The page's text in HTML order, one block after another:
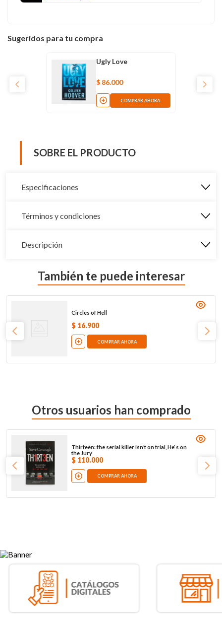
Sugeridos para tu compra
Ugly Love
$ 86.000
COMPRAR AHORA
SOBRE EL PRODUCTO
Especificaciones
Términos y condiciones
Descripción
También te puede interesar
Circles of Hell
$ 16.900
COMPRAR AHORA
Otros usuarios han comprado
Thirteen: the serial killer isn’t on trial, He’ s on
the Jury
$ 110.000
COMPRAR AHORA